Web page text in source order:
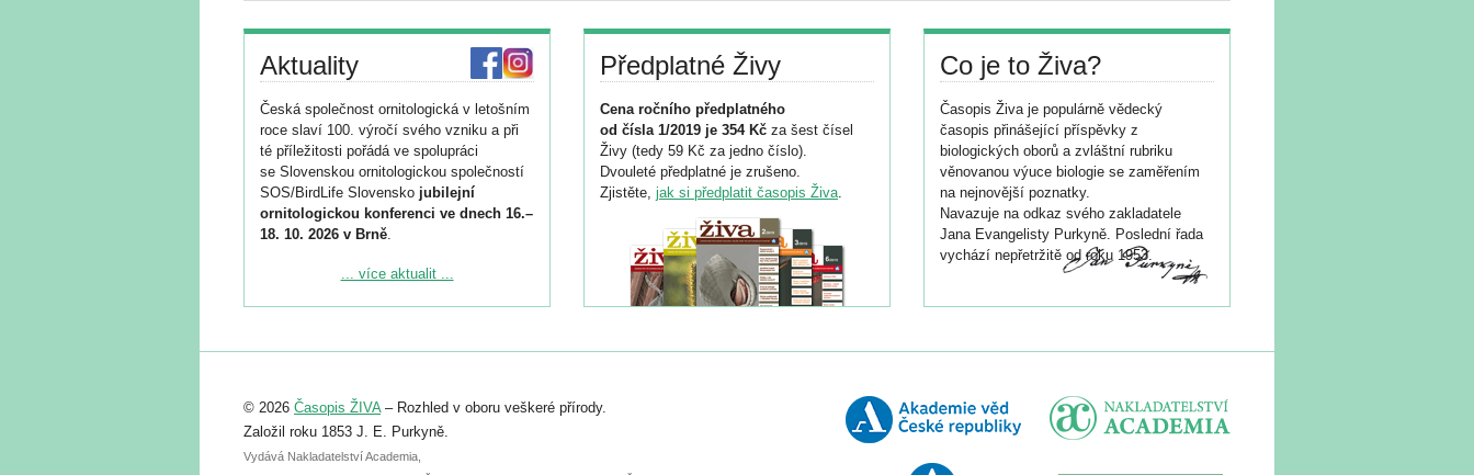
Aktuality
Česká společnost ornitologická v letošním
roce slaví 100. výročí svého vzniku a při
té příležitosti pořádá ve spolupráci
se Slovenskou ornitologickou společností
SOS/BirdLife Slovensko jubilejní
ornitologickou konferenci ve dnech 16.–
18. 10. 2026 v Brně.
Podrobnější informace ke konferenci
Registrovat se můžete do 6. září.
abstraktu přihlášené přednášky nebo
posteru je už 30. června.
... více aktualit ...
Předplatné Živy
Cena ročního předplatného
od čísla 1/2019 je 354 Kč za šest čísel
Živy (tedy 59 Kč za jedno číslo).
Dvouleté předplatné je zrušeno.
Zjistěte, jak si předplatit časopis Živa.
Co je to Živa?
Časopis Živa je populárně vědecký
časopis přinášející příspěvky z
biologických oborů a zvláštní rubriku
věnovanou výuce biologie se zaměřením
na nejnovější poznatky.
Navazuje na odkaz svého zakladatele
Jana Evangelisty Purkyně. Poslední řada
vychází nepřetržitě od roku 1953.
© 2026 Časopis ŽIVA– Rozhled v oboru veškeré přírody.
Založil roku 1853 J. E. Purkyně.
Vydává Nakladatelství Academia,